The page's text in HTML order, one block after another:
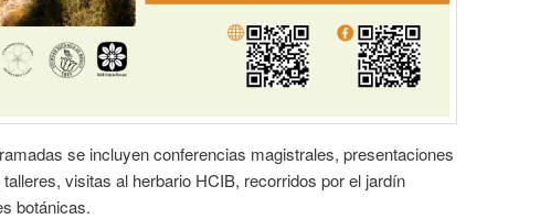
se incluyen conferencias magistrales, presentaciones
visitas al herbario HCIB, recorridos por el jardín
botánicas.